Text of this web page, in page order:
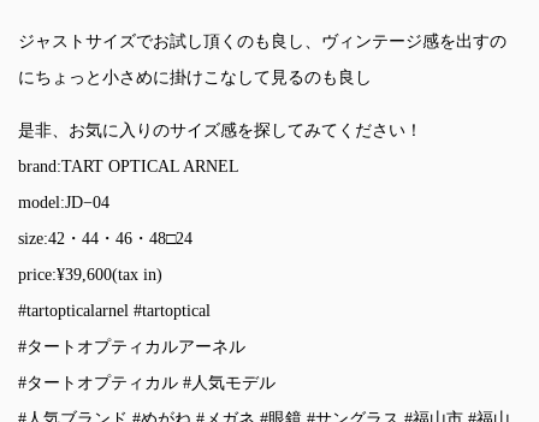
ジャストサイズでお試し頂くのも良し、ヴィンテージ感を出すの
にちょっと小さめに掛けこなして見るのも良し
是非、お気に入りのサイズ感を探してみてください！
brand:TART OPTICAL ARNEL
model:JD−04
size:42・44・46・48□24
price:¥39,600(tax in)
#tartopticalarnel #tartoptical
#タートオプティカルアーネル
#タートオプティカル #人気モデル